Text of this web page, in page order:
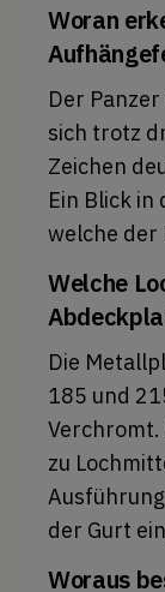
Woran
Der
sich trotz
Zeichen
Ein Blick
welche der
Welche
Die
185 und
Verchromt.
zu
der Gurt
Woraus